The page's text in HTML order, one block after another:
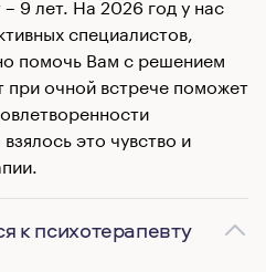
специалистов,
помочь Вам с решением
очной встрече поможет
это чувство и
к психотерапевту